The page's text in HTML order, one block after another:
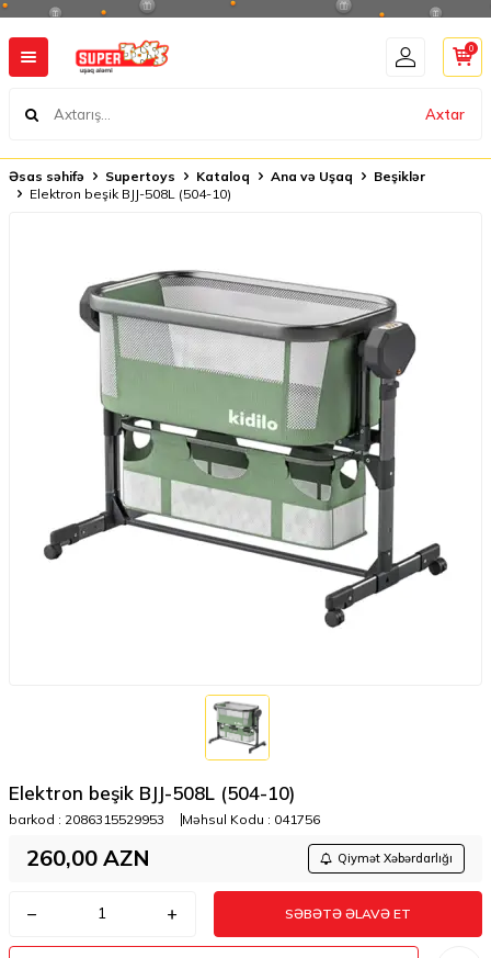
Axtar
0
Əsas səhifə Supertoys Kataloq Ana və Uşaq
Beşiklər
Elektron beşik BJJ-508L (504-10)
Elektron beşik BJJ-508L (504-10)
barkod : 2086315529953 Məhsul Kodu : 041756
260,00 AZN Qiymət Xəbərdarlığı
SƏBƏTƏ ƏLAVƏ ET